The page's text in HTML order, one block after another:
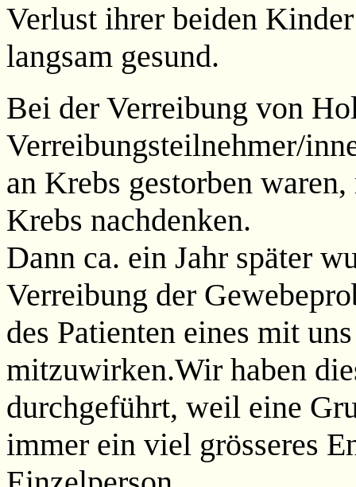
Verlust ihrer beiden
langsam gesund.
Bei der Verreibung von
Verreibungsteilnehmer/
an Krebs gestorben
Krebs nachdenken.
Dann ca. ein Jahr später
Verreibung der
des Patienten eines mit
mitzuwirken.Wir haben
durchgeführt, weil eine
immer ein viel grösseres